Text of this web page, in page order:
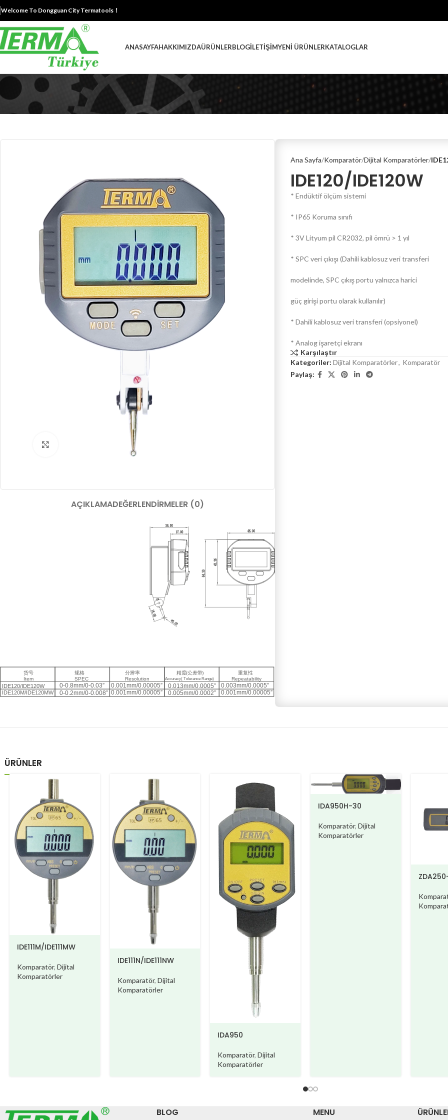
Welcome To Dongguan City Termatools！
ANASAYFAHAKKIMIZDAÜRÜNLERBLOGİLETIŞIMYENI ÜRÜNLERKATALOGLAR
AÇIKLAMADEĞERLENDIRMELER (0)
Ana Sayfa Komparatör Dijital Komparatörler
IDE120/IDE120W
* Endüktif ölçüm sistemi
* IP65 Koruma sınıfı
* 3V Lityum pil CR2032, pil ömrü > 1 yıl
* SPC veri çıkışı (Dahili kablosuz veri transferi
modelinde, SPC çıkış portu yalnızca harici
güç girişi portu olarak kullanılır)
* Dahili kablosuz veri transferi (opsiyonel)
* Analog işaretçi ekranı
Karşılaştır
Kategoriler: Dijital Komparatörler, Komparatör
Paylaş:
ÜRÜNLER
IDE111M/IDE111MW
Komparatör,Dijital
Komparatörler
IDE111N/IDE111NW
Komparatör, Dijital
Komparatörler
IDA950
Komparatör,Dijital
Komparatörler
IDA950H-30
Komparatör, Dijital
Komparatörler
BLOG MENU